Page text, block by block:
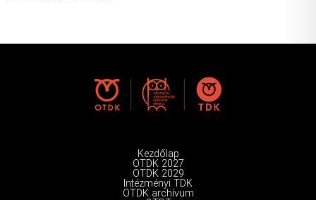
Kezdőlap
OTDK 2027
OTDK 2029
Intézményi TDK
OTDK archívum